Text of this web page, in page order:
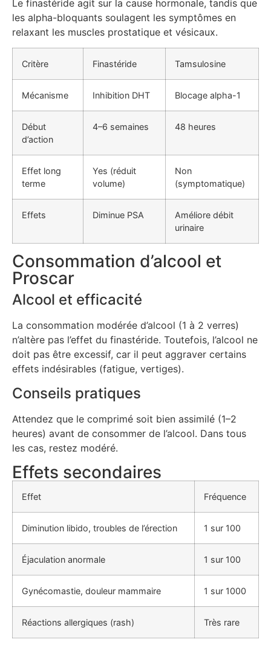
Le finastéride agit sur la cause hormonale, tandis que
les alpha-bloquants soulagent les symptômes en
relaxant les muscles prostatique et vésicaux.
Critère Finastéride Tamsulosine
Mécanisme Inhibition DHT Blocage alpha-1
Début
d’action
4–6 semaines 48 heures
Effet long
terme
Yes (réduit
volume)
Non
(symptomatique)
Effets Diminue PSA
Améliore débit
urinaire
Consommation d’alcool et
Proscar
Alcool et efficacité
La consommation modérée d’alcool (1 à 2 verres)
n’altère pas l’effet du finastéride. Toutefois, l’alcool ne
doit pas être excessif, car il peut aggraver certains
effets indésirables (fatigue, vertiges).
Conseils pratiques
Attendez que le comprimé soit bien assimilé (1–2
heures) avant de consommer de l’alcool. Dans tous
les cas, restez modéré.
Effets secondaires
Effet Fréquence
Diminution libido, troubles de l’érection 1 sur 100
Éjaculation anormale 1 sur 100
Gynécomastie, douleur mammaire 1 sur 1000
Réactions allergiques (rash) Très rare